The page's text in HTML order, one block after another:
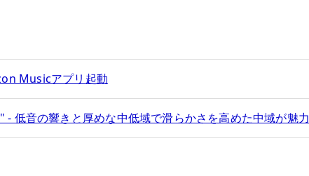
Musicアプリ起動
低音の響きと厚めな中低域で滑らかさを高めた中域が魅力